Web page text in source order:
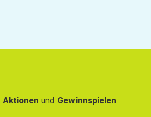
Aktionen und Gewinnspielen